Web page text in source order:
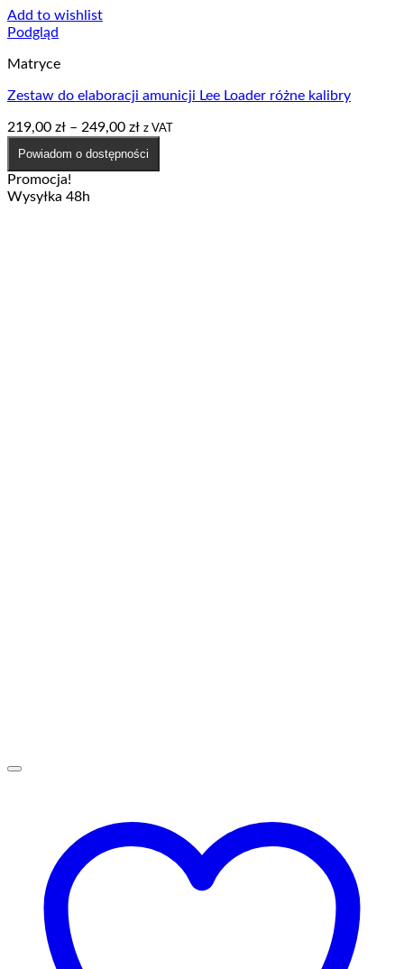
Add to wishlist
Podgląd
Matryce
Zestaw do elaboracji amunicji Lee Loader różne kalibry
219,00 zł – 249,00 złZakres
od
z VAT
Powiadom o dostępności
Promocja!
Wysyłka 48h